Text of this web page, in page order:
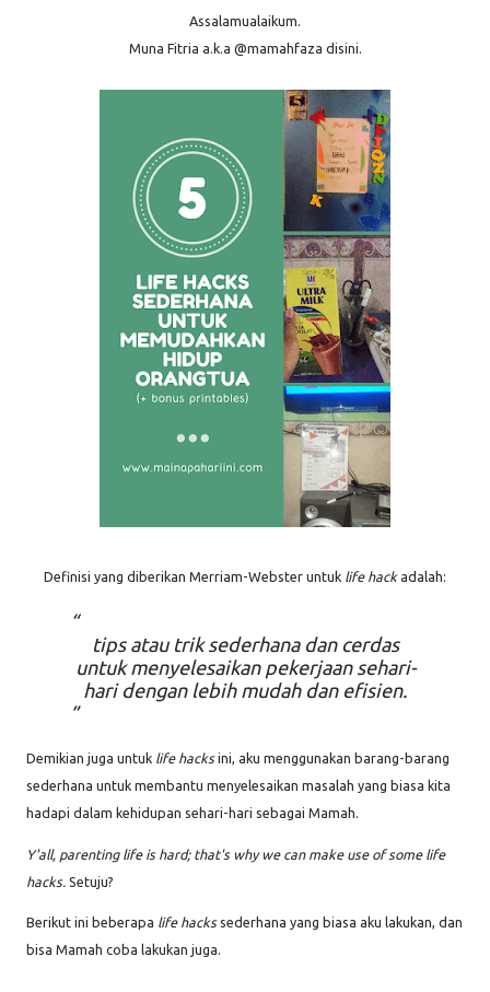
Assalamualaikum.
Muna Fitria a.k.a @mamahfaza disini.
Definisi yang diberikan Merriam-Webster untuk life hackadalah:
tips atau trik sederhana dan cerdas
untuk menyelesaikan pekerjaan sehari-
hari dengan lebih mudah dan efisien.
Demikian juga untuk life hacksini, aku menggunakan barang-barang
sederhana untuk membantu menyelesaikan masalah yang biasa kita
hadapi dalam kehidupan sehari-hari sebagai Mamah.
Y'all, parenting life is hard; that's why we can make use of some life
hacks. Setuju?
Berikut ini beberapa life hackssederhana yang biasa aku lakukan, dan
bisa Mamah coba lakukan juga.